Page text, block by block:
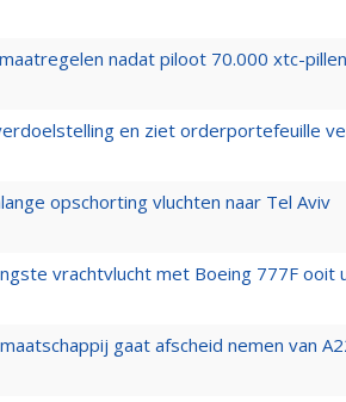
nadat piloot 70.000 xtc-
en ziet orderportefeuille
opschorting vluchten naar Tel Aviv
vrachtvlucht met Boeing 777F ooit
gaat afscheid nemen van